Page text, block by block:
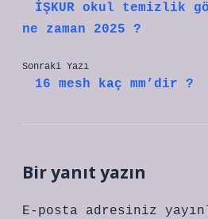
İŞKUR okul temizlik
ne zaman 2025 ?
Sonraki Yazı
16 mesh kaç mm’dir ?
Bir yanıt yazın
E-posta adresiniz